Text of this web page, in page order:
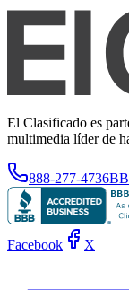
El Clasificado es
multimedia líder de
888-277-4736
Facebook X